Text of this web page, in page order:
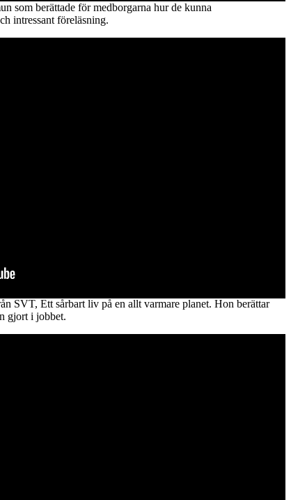
som berättade för medborgarna hur de kunna
intressant föreläsning.
SVT, Ett sårbart liv på en allt varmare planet. Hon berättar
gjort i jobbet.